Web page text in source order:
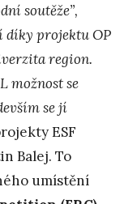
soutěže”,
díky projektu OP
region.
možnost se
se jí
ESF
Balej. To
umístění